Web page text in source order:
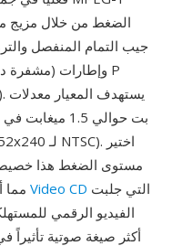
الضغط من خلال مزيج
جيب التمام المنفصل
بت حوالي 1.5
مستوى الضغط هذا خصيصاً
Video CD
الفيديو الرقمي